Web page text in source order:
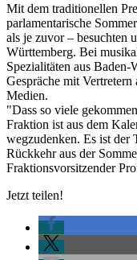
Mit dem traditionellen
parlamentarische
als je zuvor – besuchten
Württemberg. Bei
Spezialitäten aus
Gespräche mit
Medien.
"Dass so viele
Fraktion ist aus dem
wegzudenken. Es ist der
Rückkehr aus der
Fraktionsvorsitzender
Jetzt teilen!